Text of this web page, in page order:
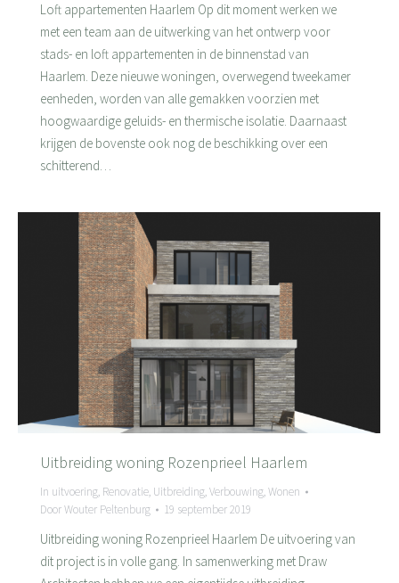
Loft appartementen Haarlem Op dit moment werken we
met een team aan de uitwerking van het ontwerp voor
stads- en loft appartementen in de binnenstad van
Haarlem. Deze nieuwe woningen, overwegend tweekamer
eenheden, worden van alle gemakken voorzien met
hoogwaardige geluids- en thermische isolatie. Daarnaast
krijgen de bovenste ook nog de beschikking over een
schitterend…
Uitbreiding woning Rozenprieel Haarlem
In uitvoering, Renovatie, Uitbreiding,Verbouwing,Wonen
DoorWouter Peltenburg 19 september 2019
Uitbreiding woning Rozenprieel Haarlem De uitvoering van
dit project is in volle gang. In samenwerking met Draw